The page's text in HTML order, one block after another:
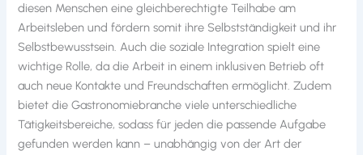
diesen Menschen eine gleichberechtigte Teilhabe am
Arbeitsleben und fördern somit ihre Selbstständigkeit und ihr
Selbstbewusstsein. Auch die soziale Integration spielt eine
wichtige Rolle, da die Arbeit in einem inklusiven Betrieb oft
auch neue Kontakte und Freundschaften ermöglicht. Zudem
bietet die Gastronomiebranche viele unterschiedliche
Tätigkeitsbereiche, sodass für jeden die passende Aufgabe
gefunden werden kann – unabhängig von der Art der